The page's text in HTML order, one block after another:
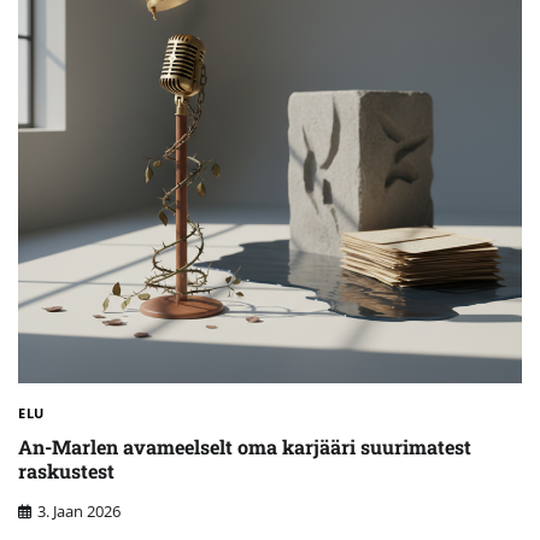
ELU
An-Marlen avameelselt oma karjääri suurimatest
raskustest
3. Jaan 2026